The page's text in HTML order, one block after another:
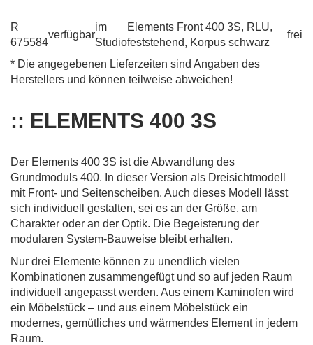
R
675584
verfügbar
im
Studio
Elements Front 400 3S, RLU,
feststehend, Korpus schwarz
frei
* Die angegebenen Lieferzeiten sind Angaben des
Herstellers und können teilweise abweichen!
:: ELEMENTS 400 3S
Der Elements 400 3S ist die Abwandlung des
Grundmoduls 400. In dieser Version als Dreisichtmodell
mit Front- und Seitenscheiben. Auch dieses Modell lässt
sich individuell gestalten, sei es an der Größe, am
Charakter oder an der Optik. Die Begeisterung der
modularen System-Bauweise bleibt erhalten.
Nur drei Elemente können zu unendlich vielen
Kombinationen zusammengefügt und so auf jeden Raum
individuell angepasst werden. Aus einem Kaminofen wird
ein Möbelstück – und aus einem Möbelstück ein
modernes, gemütliches und wärmendes Element in jedem
Raum.